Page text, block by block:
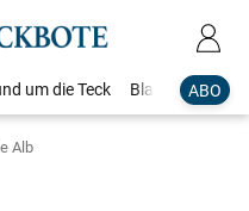
ABO
um die Teck Blaulicht
Alb